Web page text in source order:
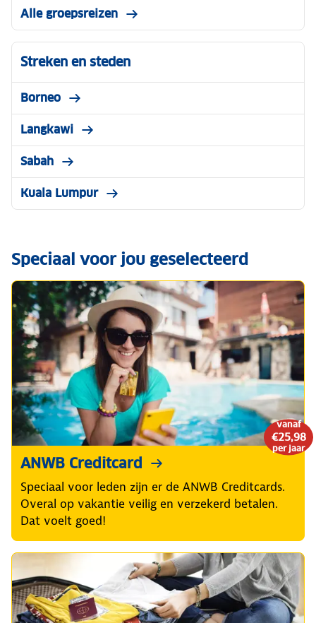
Alle groepsreizen
Streken en steden
Borneo
Langkawi
Sabah
Kuala Lumpur
Speciaal voor jou geselecteerd
vanaf
€25,98
per jaar
ANWB Creditcard
Speciaal voor leden zijn er de ANWB Creditcards.
Overal op vakantie veilig en verzekerd betalen.
Dat voelt goed!